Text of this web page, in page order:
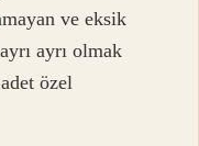
ve eksik
ayrı olmak
özel